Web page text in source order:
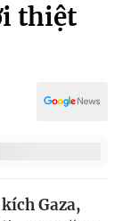
thiệt
Gaza,